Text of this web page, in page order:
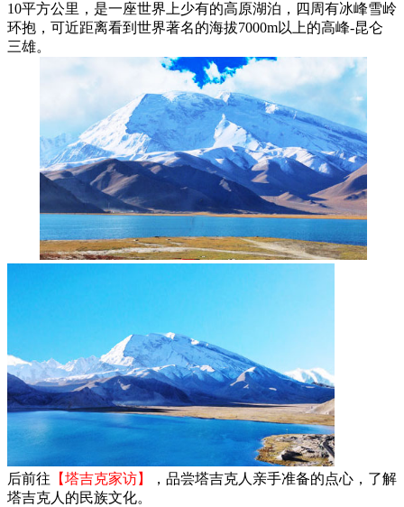
10平方公里，是一座世界上少有的高原湖泊，四周有冰峰雪岭
环抱，可近距离看到世界著名的海拔7000m以上的高峰-昆仑
三雄。
后前往 【塔吉克家访】
，品尝塔吉克人亲手准备的点心，了解
塔吉克人的民族文化。